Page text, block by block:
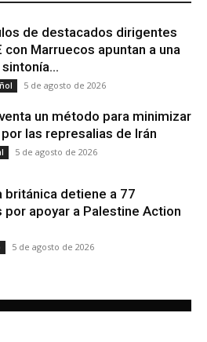
de destacados dirigentes
con Marruecos apuntan a una
5 de agosto de 2026
un método para minimizar
las represalias de Irán
5 de agosto de 2026
británica detiene a 77
por apoyar a Palestine Action
5 de agosto de 2026